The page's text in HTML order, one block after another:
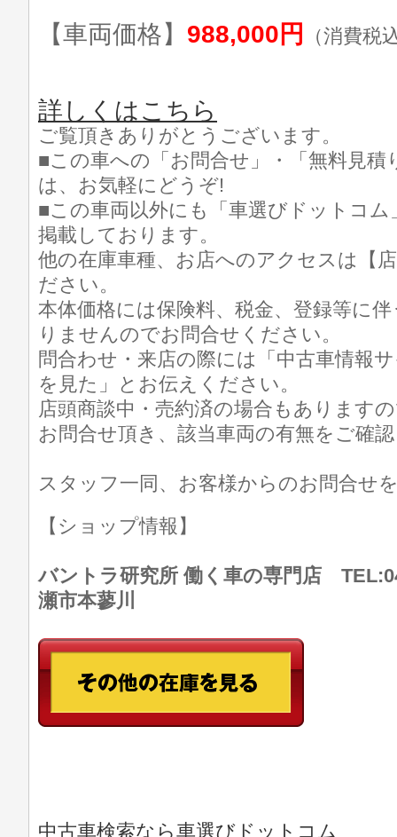
【車両価格】 988,000円 （消費税
詳しくはこちら
ご覧頂きありがとうございます。
■この車への「お問合せ」・「無料見積
は、お気軽にどうぞ!
■この車両以外にも「車選びドットコ
掲載しております。
他の在庫車種、お店へのアクセスは【
ださい。
本体価格には保険料、税金、登録等に
りませんのでお問合せください。
問合わせ・来店の際には「中古車情報
を見た」とお伝えください。
店頭商談中・売約済の場合もあります
お問合せ頂き、該当車両の有無をご確
スタッフ一同、お客様からのお問合せ
【ショップ情報】
バントラ研究所 働く車の専門店
瀬市本蓼川
中古車検索なら車選びドットコム